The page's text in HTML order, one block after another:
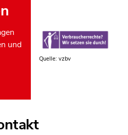
und
Quelle: vzbv